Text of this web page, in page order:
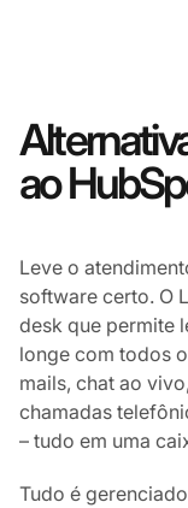
ao
Leve o
software certo. O
desk que permite
longe com todos
mails, chat ao
chamadas
– tudo em uma
Tudo é